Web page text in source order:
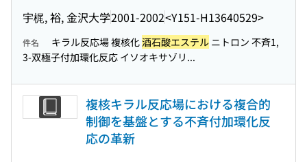
宇梶, 裕, 金沢大学2001-2002<Y151-H13640529>
件名 キラル反応場 複核化酒石酸エステル ニトロン 不斉1,
3-双極子付加環化反応 イソオキサゾリ...
複核キラル反応場における複合的
制御を基盤とする不斉付加環化反
応の革新